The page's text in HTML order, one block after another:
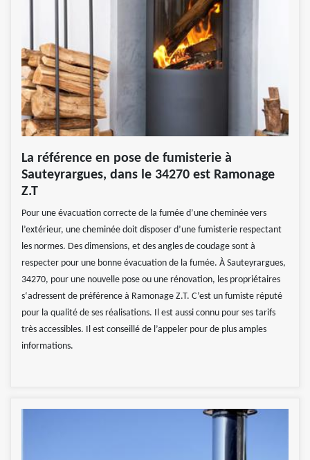
La référence en pose de fumisterie à
Sauteyrargues, dans le 34270 est Ramonage
Z.T
Pour une évacuation correcte de la fumée d’une cheminée vers
l’extérieur, une cheminée doit disposer d’une fumisterie respectant
les normes. Des dimensions, et des angles de coudage sont à
respecter pour une bonne évacuation de la fumée. À Sauteyrargues,
34270, pour une nouvelle pose ou une rénovation, les propriétaires
s‘adressent de préférence à Ramonage Z.T. C’est un fumiste réputé
pour la qualité de ses réalisations. Il est aussi connu pour ses tarifs
très accessibles. Il est conseillé de l’appeler pour de plus amples
informations.